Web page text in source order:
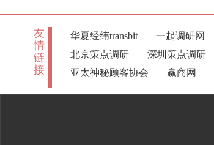
友
情
链
接
华夏经纬transbit 一起调研网
北京策点调研
深圳策点调研
亚太神秘顾客协会
赢商网